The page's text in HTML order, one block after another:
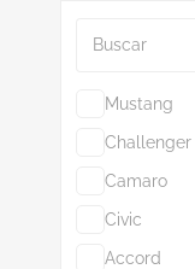
Mustang
Challenger
Camaro
Civic
Accord